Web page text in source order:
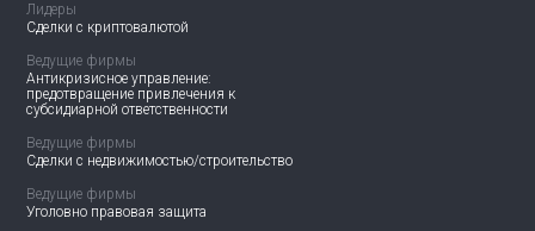
Лидеры
Сделки с криптовалютой
Ведущие фирмы
Антикризисное управление:
предотвращение привлечения к
субсидиарной ответственности
Ведущие фирмы
Сделки с недвижимостью/строительство
Ведущие фирмы
Уголовно правовая защита